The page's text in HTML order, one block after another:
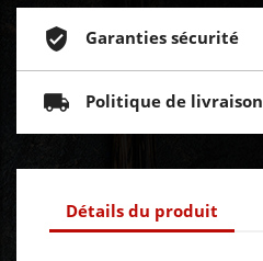
Garanties sécurité
Politique de livraison
Détails du produit